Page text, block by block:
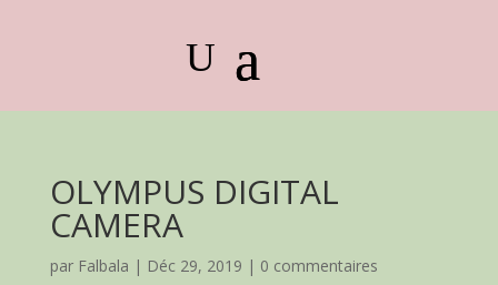
OLYMPUS DIGITAL
CAMERA
par Falbala | Déc 29, 2019 | 0 commentaires